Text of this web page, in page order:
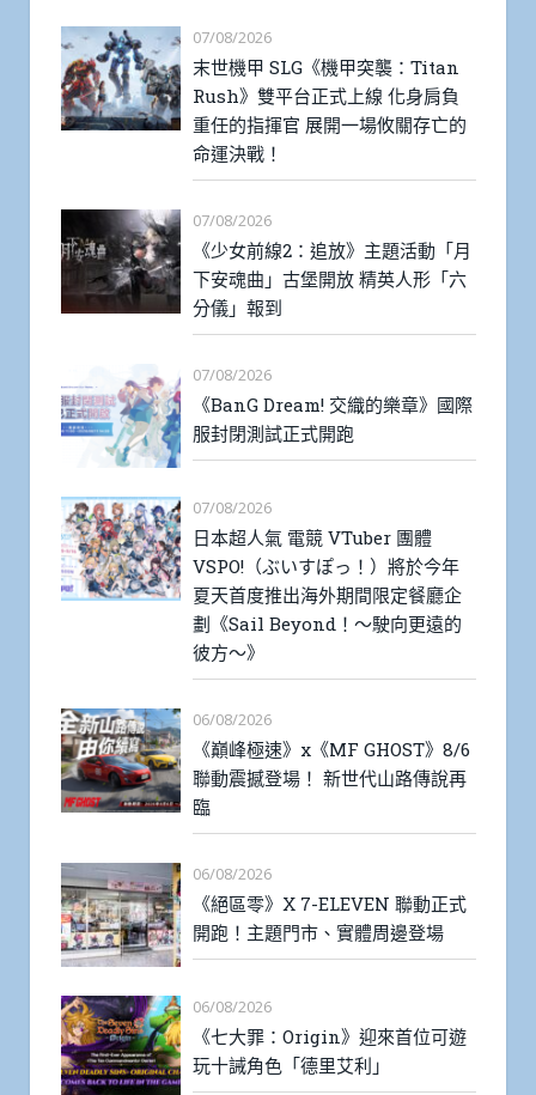
07/08/2026
末世機甲 SLG《機甲突襲：Titan
Rush》雙平台正式上線 化身肩負
重任的指揮官 展開一場攸關存亡的
命運決戰！
07/08/2026
《少女前線2：追放》主題活動「月
下安魂曲」古堡開放 精英人形「六
分儀」報到
07/08/2026
《BanG Dream! 交織的樂章》國際
服封閉測試正式開跑
07/08/2026
日本超人氣 電競 VTuber 團體
VSPO!（ぶいすぽっ！）將於今年
夏天首度推出海外期間限定餐廳企
劃《Sail Beyond！～駛向更遠的
彼方～》
06/08/2026
《巔峰極速》x《MF GHOST》8/6
聯動震撼登場！ 新世代山路傳說再
臨
06/08/2026
《絕區零》X 7-ELEVEN 聯動正式
開跑！主題門市、實體周邊登場
06/08/2026
《七大罪：Origin》迎來首位可遊
玩十誡角色「德里艾利」